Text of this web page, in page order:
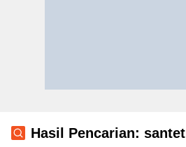
Hasil Pencarian: santet